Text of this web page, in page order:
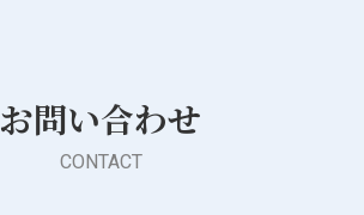
お問い合わせ
CONTACT